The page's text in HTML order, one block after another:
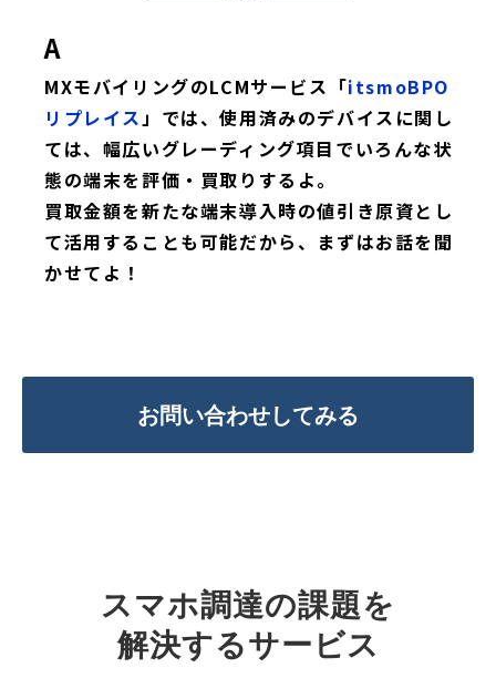
A
MXモバイリングのLCMサービス「itsmoBPO
リプレイス 」では、使用済みのデバイスに関し
ては、幅広いグレーディング項目でいろんな状
態の端末を評価・買取りするよ。
買取金額を新たな端末導入時の値引き原資とし
て活用することも可能だから、まずはお話を聞
かせてよ！
お問い合わせしてみる
スマホ調達の課題を
解決するサービス